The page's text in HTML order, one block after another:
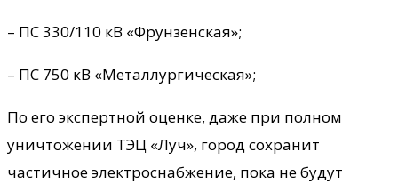
– ПС 330/110 кВ «Фрунзенская»;
– ПС 750 кВ «Металлургическая»;
По его экспертной оценке, даже при полном
уничтожении ТЭЦ «Луч», город сохранит
частичное электроснабжение, пока не будут